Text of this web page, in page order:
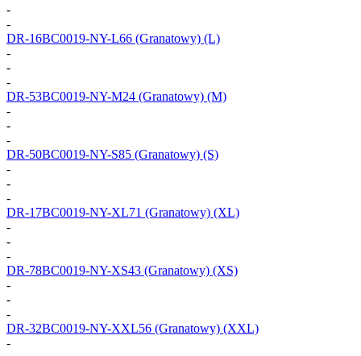
-
-
DR-16BC0019-NY-L66 (Granatowy) (L)
-
-
-
DR-53BC0019-NY-M24 (Granatowy) (M)
-
-
-
DR-50BC0019-NY-S85 (Granatowy) (S)
-
-
-
DR-17BC0019-NY-XL71 (Granatowy) (XL)
-
-
-
DR-78BC0019-NY-XS43 (Granatowy) (XS)
-
-
-
DR-32BC0019-NY-XXL56 (Granatowy) (XXL)
-